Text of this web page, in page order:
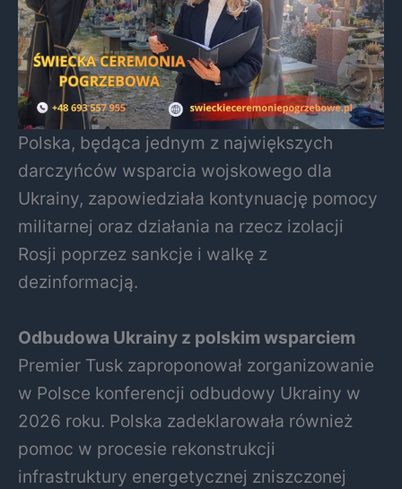
Polska, będąca jednym z największych
darczyńców wsparcia wojskowego dla
Ukrainy, zapowiedziała kontynuację pomocy
militarnej oraz działania na rzecz izolacji
Rosji poprzez sankcje i walkę z
dezinformacją.
Odbudowa Ukrainy z polskim wsparciem
Premier Tusk zaproponował zorganizowanie
w Polsce konferencji odbudowy Ukrainy w
2026 roku. Polska zadeklarowała również
pomoc w procesie rekonstrukcji
infrastruktury energetycznej zniszczonej